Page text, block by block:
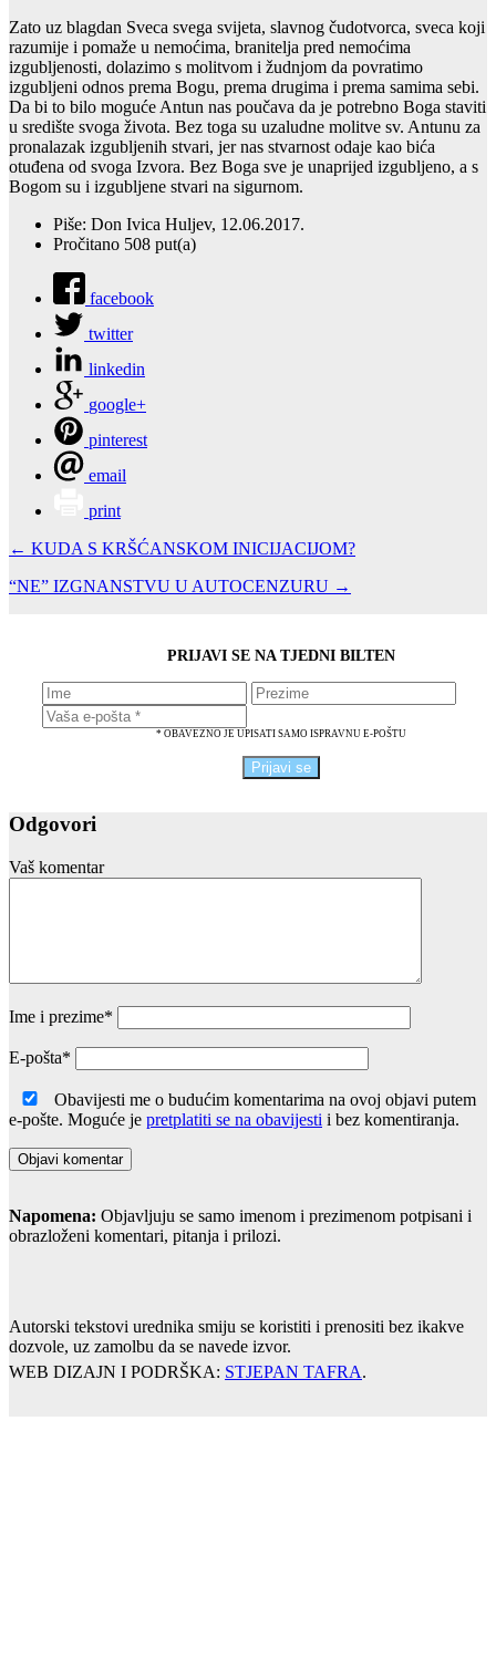
Zato uz blagdan Sveca svega svijeta, slavnog čudotvorca, sveca koji
razumije i pomaže u nemoćima, branitelja pred nemoćima
izgubljenosti, dolazimo s molitvom i žudnjom da povratimo
izgubljeni odnos prema Bogu, prema drugima i prema samima sebi.
Da bi to bilo moguće Antun nas poučava da je potrebno Boga staviti
u središte svoga života. Bez toga su uzaludne molitve sv. Antunu za
pronalazak izgubljenih stvari, jer nas stvarnost odaje kao bića
otuđena od svoga Izvora. Bez Boga sve je unaprijed izgubljeno, a s
Bogom su i izgubljene stvari na sigurnom.
Piše: Don Ivica Huljev, 12.06.2017.
Pročitano 508 put(a)
facebook
twitter
linkedin
google+
pinterest
email
print
← KUDA S KRŠĆANSKOM INICIJACIJOM?
“NE” IZGNANSTVU U AUTOCENZURU →
PRIJAVI SE NA TJEDNI BILTEN
* OBAVEZNO JE UPISATI SAMO ISPRAVNU E-POŠTU
Odgovori
Vaš komentar
Ime i prezime*
E-pošta*
Obavijesti me o budućim komentarima na ovoj objavi putem
e-pošte. Moguće je pretplatiti se na obavijesti i bez komentiranja.
Napomena: Objavljuju se samo imenom i prezimenom potpisani i
obrazloženi komentari, pitanja i prilozi.
Autorski tekstovi urednika smiju se koristiti i prenositi bez ikakve
dozvole, uz zamolbu da se navede izvor.
WEB DIZAJN I PODRŠKA: STJEPAN TAFRA.